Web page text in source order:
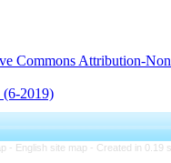
Commons Attribution-
(6-2019)
- English site map - Created in 0.19